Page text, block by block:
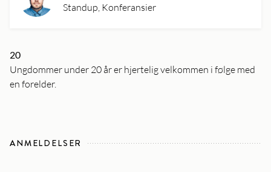
Standup, Konferansier
20
Ungdommer under 20 år er hjertelig velkommen i følge med
en forelder.
ANMELDELSER